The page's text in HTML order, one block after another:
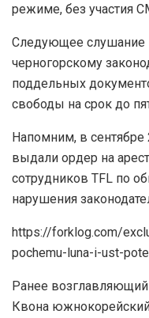
режиме, без участия
Следующее слушание
черногорскому
поддельных
свободы на срок до
Напомним, в
выдали ордер на
сотрудников TFL по
нарушения
https://forklog.com/
pochemu-luna-i-ust-
Ранее
Квона